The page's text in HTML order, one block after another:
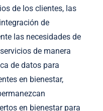
de los clientes, las
de
las necesidades de
de manera
de datos para
en bienestar,
en bienestar para